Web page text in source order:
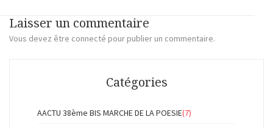
Laisser un commentaire
Vous devez être connecté pour publier un commentaire.
Catégories
AACTU 38ème BIS MARCHE DE LA POESIE(7)